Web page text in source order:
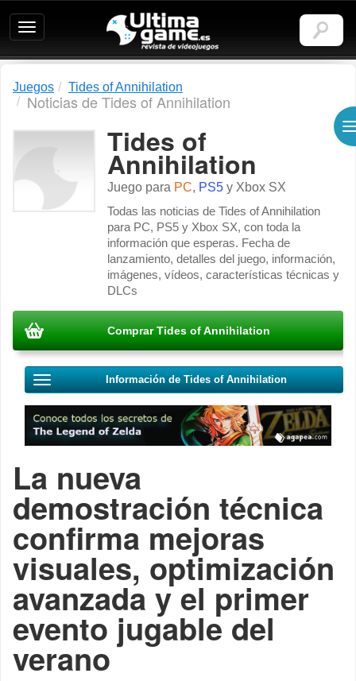
Ultimagame:
Revista
de
Juegos Tides of Annihilation
Noticias de Tides of Annihilation
Tides of
Annihilation
Juego para PC, PS5 y Xbox SX
Todas las noticias de Tides of Annihilation
para PC, PS5 y Xbox SX, con toda la
información que esperas. Fecha de
lanzamiento, detalles del juego, información,
imágenes, vídeos, características técnicas y
DLCs
Comprar Tides of Annihilation
Información de Tides of Annihilation
La nueva
demostración técnica
confirma mejoras
visuales, optimización
avanzada y el primer
evento jugable del
verano